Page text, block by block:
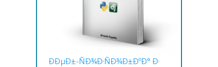
ÐÐµÐ±-ÑÐ¾Ð·ÑÐ¾Ð±ÐºÐ° Ð·